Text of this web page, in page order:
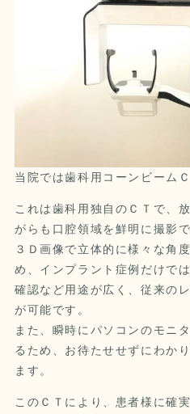
当院では歯科用コーンビーム
これは歯科用独自のＣＴで、
がらも口腔領域を鮮明に撮影で
３Ｄ画像で立体的に様々な角
め、インプラント症例だけで
確認など用途が広く、従来の
が可能です。
また、瞬時にパソコンのモニ
るため、お待たせせずにわか
ます。
このＣＴにより、患者様に確